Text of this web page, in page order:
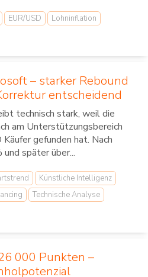
EUR/USD
Lohninflation
– starker Rebound
entscheidend
technisch stark, weil die
am Unterstützungsbereich
gefunden hat. Nach
später über...
Künstliche Intelligenz
Technische Analyse
000 Punkten –